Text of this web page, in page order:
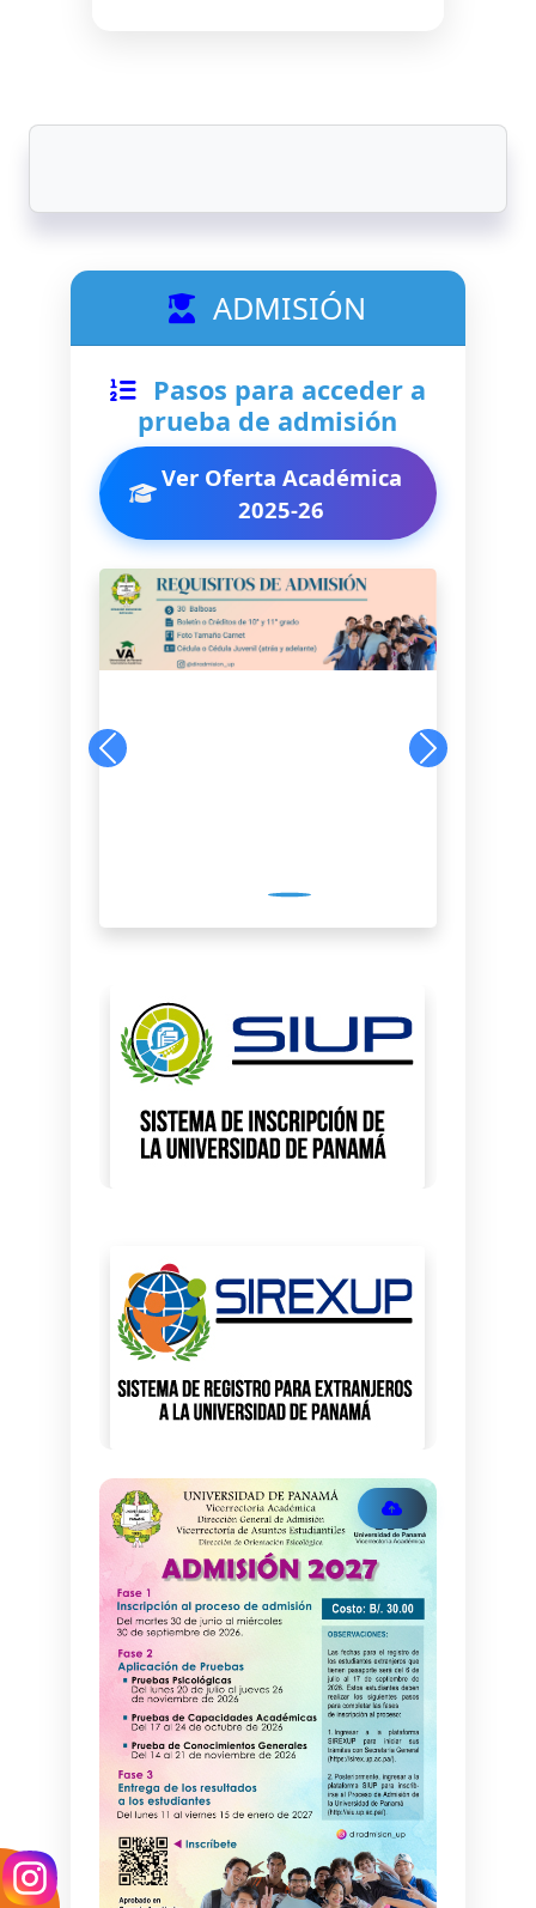
ADMISIÓN
Pasos para acceder a
prueba de admisión
Ver Oferta Académica
2025-26
Anterior Siguiente